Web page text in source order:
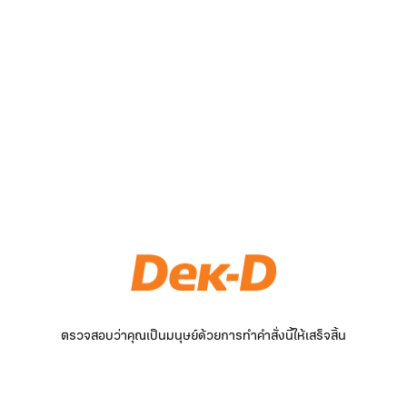
ตรวจสอบว่าคุณเป็นมนุษย์ด้วยการทำคำสั่งนี้ให้เสร็จสิ้น